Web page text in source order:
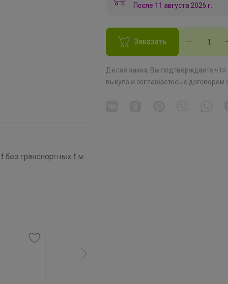
СП295 Удобрения, регуляторы роста, грунты и прочее ❗ без транспортных ❗ минимальное ожидание ❗ выкуп каждую в неделю (svet)
После 11 августа 2026 г.
Заказать
Делая заказ, Вы подтверждаете
выкупа и соглашаетесь с договором